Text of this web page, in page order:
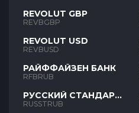
REVOLUT GBP
REVBGBP
REVOLUT USD
REVBUSD
РАЙФФАЙЗЕН БАНК
RFBRUB
РУССКИЙ СТАНДАРТ
RUB
RUSSTRUB